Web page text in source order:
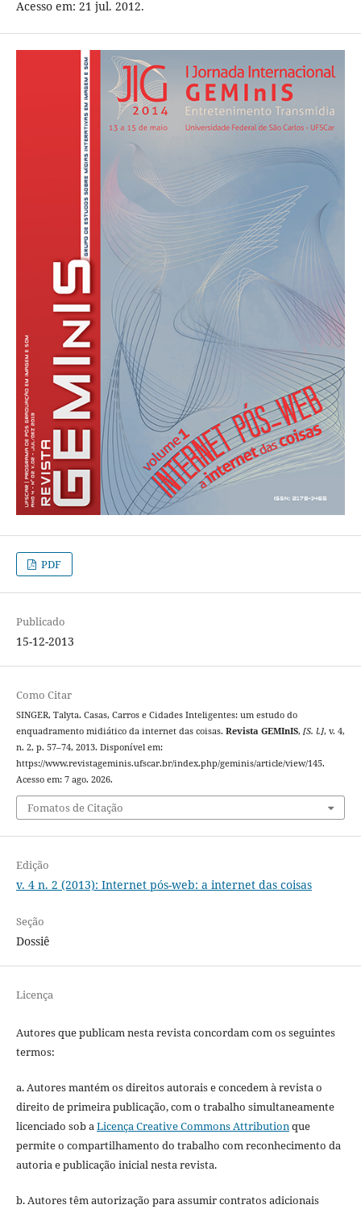
Acesso em: 21 jul. 2012.
PDF
Publicado
15-12-2013
Como Citar
SINGER, Talyta. Casas, Carros e Cidades Inteligentes: um estudo do
enquadramento midiático da internet das coisas. Revista GEMInIS, [S. l.], v. 4,
n. 2, p. 57–74, 2013. Disponível em:
https://www.revistageminis.ufscar.br/index.php/geminis/article/view/145.
Acesso em: 7 ago. 2026.
Fomatos de Citação
Edição
v. 4 n. 2 (2013): Internet pós-web: a internet das coisas
Seção
Dossiê
Licença
Autores que publicam nesta revista concordam com os seguintes
termos:
a. Autores mantém os direitos autorais e concedem à revista o
direito de primeira publicação, com o trabalho simultaneamente
licenciado sob aLicença Creative Commons Attributionque
permite o compartilhamento do trabalho com reconhecimento da
autoria e publicação inicial nesta revista.
b. Autores têm autorização para assumir contratos adicionais